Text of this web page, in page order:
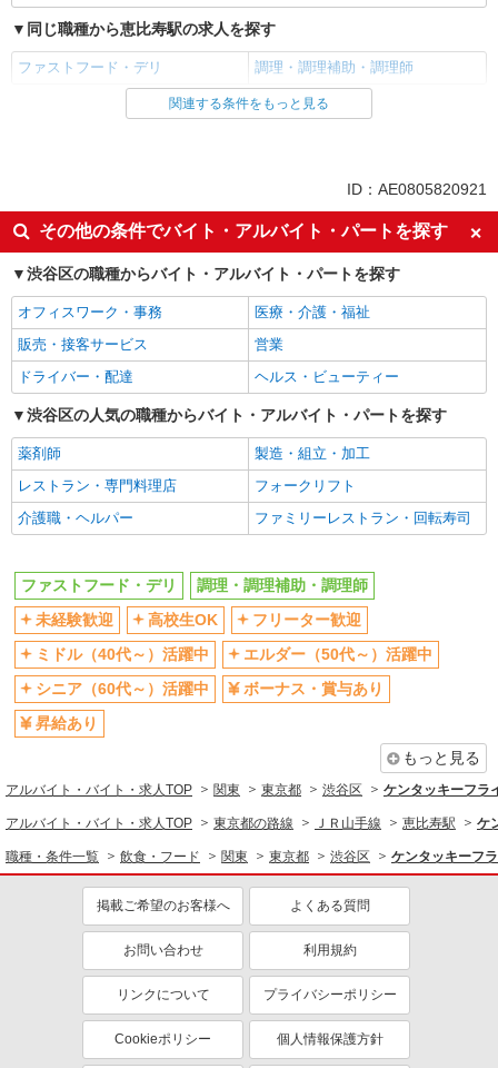
同じ職種から恵比寿駅の求人を探す
ファストフード・デリ 調理・調理補助・調理師
同じ雇用形態から恵比寿駅の求人を探す
未経験歓迎
高校生OK
フリーター歓迎
ミドル（40代～）活躍中
エルダー（50代～）活躍中
シニア（60代～）活躍中
ボーナス・賞与あり
昇給あり
週1日勤務OK
週2～3日勤務OK
短時間勤務（1日4h以内）OK
上場企業・上場企業のグループ会
扶養内勤務OK
交通費支給
社会保険あり
まかない・食事補助
社員登用あり
同じ職種から求人を探す
飲食・フード
ファストフード・デリ
調理・調理補助・調理師
同じ特徴から求人を探す
未経験歓迎
高校生OK
ミドル（40代～）活躍中
短時間勤務（1日4h以内）OK
上場企業・上場企業のグループ会
社会保険あり
まかない・食事補助
社員登用あり
関連する条件をもっと見る
ID：AE0805820921
その他の条件でバイト・アルバイト・パートを探す
渋谷区の職種からバイト・アルバイト・パートを探す
オフィスワーク・事務
医療・介護・福祉
販売・接客サービス
営業
ドライバー・配達
ヘルス・ビューティー
渋谷区の人気の職種からバイト・アルバイト・パートを探す
薬剤師
製造・組立・加工
レストラン・専門料理店
フォークリフト
介護職・ヘルパー
ファミリーレストラン・回転寿司
ファストフード・デリ
調理・調理補助・調理師
未経験歓迎
高校生OK
フリーター歓迎
ミドル（40代～）活躍中
エルダー（50代～）活躍中
シニア（60代～）活躍中
ボーナス・賞与あり
昇給あり
もっと見る
アルバイト・バイト・求人TOP 関東 東京都 渋谷区 ケンタッキーフラ
アルバイト・バイト・求人TOP 東京都の路線 ＪＲ山手線 恵比寿駅 ケ
職種・条件一覧 飲食・フード 関東 東京都 渋谷区 ケンタッキーフ
掲載ご希望のお客様へ よくある質問
お問い合わせ 利用規約
リンクについて プライバシーポリシー
Cookieポリシー 個人情報保護方針